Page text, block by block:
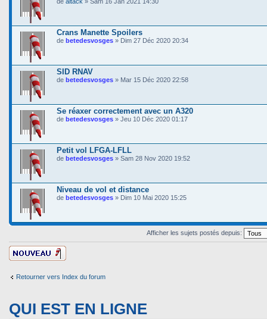
Crans Manette Spoilers
de betedesvosges » Dim 27 Déc 2020 20:34
SID RNAV
de betedesvosges » Mar 15 Déc 2020 22:58
Se réaxer correctement avec un A320
de betedesvosges » Jeu 10 Déc 2020 01:17
Petit vol LFGA-LFLL
de betedesvosges » Sam 28 Nov 2020 19:52
Niveau de vol et distance
de betedesvosges » Dim 10 Mai 2020 15:25
Afficher les sujets postés depuis:
Ecrire un nouveau
sujet
Retourner vers Index du forum
QUI EST EN LIGNE